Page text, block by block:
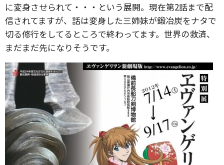
に変身させられて・・・という展開。現在第2話まで配
信されてますが、話は変身した三姉妹が鍛冶炭をナタで
切る修行をしてるところで終わってます。世界の救済、
まだまだ先になりそうです。